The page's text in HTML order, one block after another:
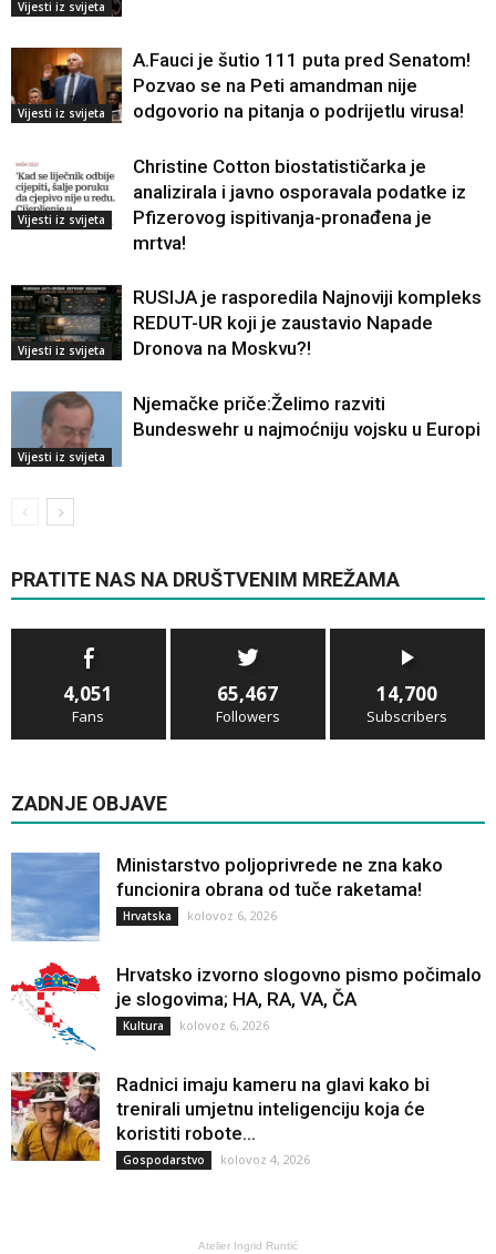
Vijesti iz svijeta
Vijesti iz svijeta
A.Fauci je šutio 111 puta pred Senatom!
Pozvao se na Peti amandman nije
odgovorio na pitanja o podrijetlu virusa!
Vijesti iz svijeta
Christine Cotton biostatističarka je
analizirala i javno osporavala podatke iz
Pfizerovog ispitivanja-pronađena je
mrtva!
Vijesti iz svijeta
RUSIJA je rasporedila Najnoviji kompleks
REDUT-UR koji je zaustavio Napade
Dronova na Moskvu?!
Vijesti iz svijeta
Njemačke priče:Želimo razviti
Bundeswehr u najmoćniju vojsku u Europi
PRATITE NAS NA DRUŠTVENIM MREŽAMA
4,051
Fans
65,467
Followers
14,700
Subscribers
ZADNJE OBJAVE
Ministarstvo poljoprivrede ne zna kako
funcionira obrana od tuče raketama!
Hrvatska kolovoz 6, 2026
Hrvatsko izvorno slogovno pismo počimalo
je slogovima; HA, RA, VA, ČA
Kultura kolovoz 6, 2026
Radnici imaju kameru na glavi kako bi
trenirali umjetnu inteligenciju koja će
koristiti robote...
Gospodarstvo kolovoz 4, 2026
Atelier Ingrid Runtić